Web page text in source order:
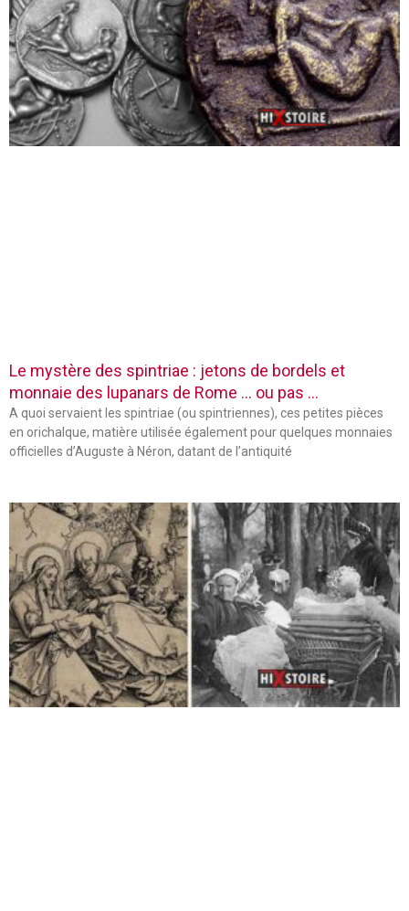
Le mystère des spintriae : jetons de bordels et
monnaie des lupanars de Rome … ou pas …
A quoi servaient les spintriae (ou spintriennes), ces petites pièces
en orichalque, matière utilisée également pour quelques monnaies
officielles d’Auguste à Néron, datant de l’antiquité